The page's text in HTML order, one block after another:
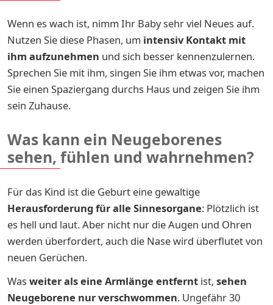
Wenn es wach ist, nimm Ihr Baby sehr viel Neues auf.
Nutzen Sie diese Phasen, um intensiv Kontakt mit
ihm aufzunehmen und sich besser kennenzulernen.
Sprechen Sie mit ihm, singen Sie ihm etwas vor, machen
Sie einen Spaziergang durchs Haus und zeigen Sie ihm
sein Zuhause.
Was kann ein Neugeborenes
sehen, fühlen und wahrnehmen?
Für das Kind ist die Geburt eine gewaltige
Herausforderung für alle Sinnesorgane: Plötzlich ist
es hell und laut. Aber nicht nur die Augen und Ohren
werden überfordert, auch die Nase wird überflutet von
neuen Gerüchen.
Was weiter als eine Armlänge entfernt ist, sehen
Neugeborene nur verschwommen. Ungefähr 30